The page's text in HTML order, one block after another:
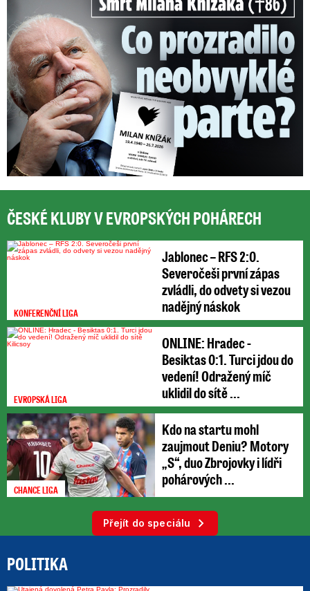
ČESKÉ KLUBY V EVROPSKÝCH POHÁRECH
KONFERENČNÍ LIGA
Jablonec – RFS 2:0.
Severočeši první zápas
zvládli, do odvety si vezou
nadějný náskok
EVROPSKÁ LIGA
ONLINE: Hradec -
Besiktas 0:1. Turci jdou do
vedení! Odražený míč
uklidil do sítě ...
CHANCE LIGA
Kdo na startu mohl
zaujmout Deniu? Motory
„S“, duo Zbrojovky i lídři
pohárových ...
Přejít do speciálu
POLITIKA